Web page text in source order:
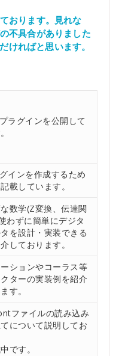
おります。見れな
不具合がありました
ればと思います。
ラグインを公開して
インを作成するため
載しています。
数学(Z変換、伝達関
わずに簡単にデジタ
を設計・実装できる
しております。
ションやコーラス等
ターの実装例を紹介
す。
ファイルの読み込み
について説明してお
です。